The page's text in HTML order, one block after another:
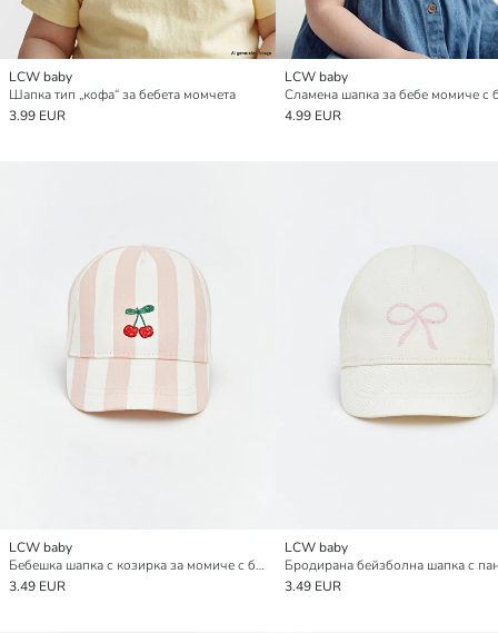
LCW baby
Шапка тип „кофа“ за бебета момчета
3.99 EUR
LCW baby
4.99 EUR
LCW baby
Бебешка шапка с козирка за момиче с бродерия на череши
3.49 EUR
LCW baby
3.49 EUR